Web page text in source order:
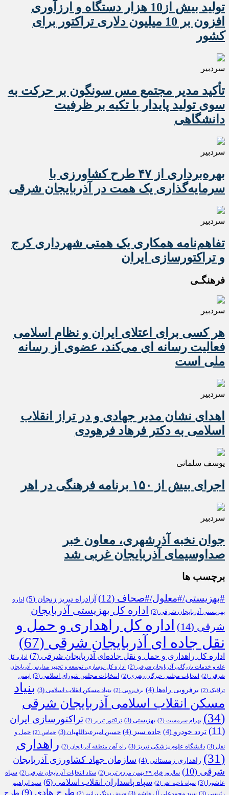
تولید بیش از10 هزار دستگاه و ارزآوری
افزون بر 10 میلیون دلاری تراکتور برای
کشور
سردبیر
تأکید مدیر مجتمع مس سونگون بر حرکت به
سوی تولید پایدار با تکیه بر ظرفیت
دانشگاهی
سردبیر
بهره‌برداری از ۴۷ طرح کشاورزی با
سرمایه‌گذاری یک همت در آذربایجان شرقی
سردبیر
تفاهم‌نامه همکاری یک همتی شهرداری کرج
و تراکتورسازی ایران
فرهنگـی
سردبیر
هر کسی برای اعتلای ایران و نظام اسلامی
فعالیت رسانه ای می‌کند، عضوی از رسانه
ملی است
سردبیر
اهدای نشان مدیر جهادی و در تراز انقلاب
اسلامی به دکتر فرهاد فرهودی
یوسف سلمانی
اجرای بیش از ۱۵۰ برنامه فرهنگی در اهر
سردبیر
جوان نخبه آذرشهری، معاون خبر
صداوسیمای آذربایجان غربی شد
برچسب ها
#بهزیستی/#معلول/#صحاف (12) آزادراه تبریز زنجان (5)
اداره
بهزیستی آذربایجان شرقی (3)
اداره کل بهزیستی آذربایجان
شرقی (14)
اداره کل راهداری و حمل و
نقل جاده ای آذربایجان شرقی (67)
اداره کل راهداری و حمل و نقل جاده‌ای آذربایجان شرقی (7)
اداره کل
غله و خدمات بازرگانی آذربایجان شرقی (2)
اداره کل نوسازی، توسعه و تجهیز مدارس آذربایجان
شرقی (2) انتخابات مجلس خبرگان رهبری (2) انتخابات مجلس شورای اسلامی (3) ایمنی
ترافیک (2) برفروبی راه‌ها (4) برف‌روبی (2) بنیاد مسکن انقلاب اسلامی (3)
بنیاد
مسکن انقلاب اسلامی آذربایجان شرقی
(34)
بهرام سرمست (2) بهزیستی (3) تراکتور تبریز (2)
تراکتورسازی ایران
(11)
تردد خودرو (4) جاده سبز (4) حسین امیرعبداللهیان (3) حماس (2)
حمل و
نقل (3) دانشگاه علوم پزشکی تبریز (3) راه آهن منطقه آذربایجان (2)
راهداری
(31)
راهداری زمستانی (4)
سازمان جهاد کشاورزی آذربایجان
شرقی (10) سالروز قیام ۲۹ بهمن مردم تبریز (2) ستاد انتخابات آذربایجان شرقی (2)
سپاه
عاشورا
(3) سپاه ناحیه اهر (2) سپاه پاسداران انقلاب اسلامی (6)
سید ابراهیم
رئیسی (3) سید محمدعلی آل هاشم (3) شیش دونگ برانیم (2) طرح هادی (9) طرح